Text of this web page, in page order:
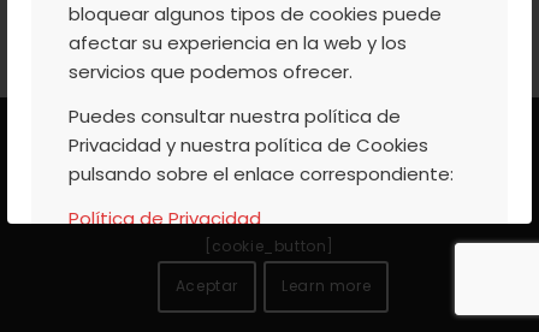
bloquear algunos tipos de cookies puede
afectar su experiencia en la web y los
servicios que podemos ofrecer.
Puedes consultar nuestra política de
Privacidad y nuestra política de Cookies
pulsando sobre el enlace correspondiente:
Política de Privacidad
Política de Cookies
Este sitio web utiliza cookies propias y de terceros para
ofrecer un mejor servicio. Si continua navegando, se
considerará que acepta su uso. Encontrará más
información en nuestra
[cookie_button]
Aceptar
Learn more